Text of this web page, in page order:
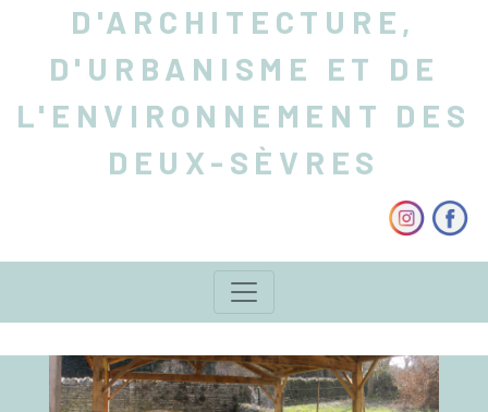
D'ARCHITECTURE,
D'URBANISME ET DE
L'ENVIRONNEMENT DES
DEUX-SÈVRES